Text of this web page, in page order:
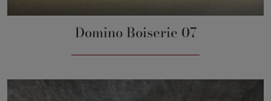
Domino Boiserie 07